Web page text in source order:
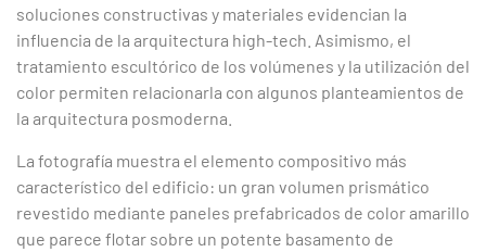
soluciones constructivas y materiales evidencian la
influencia de la arquitectura high-tech. Asimismo, el
tratamiento escultórico de los volúmenes y la utilización del
color permiten relacionarla con algunos planteamientos de
la arquitectura posmoderna.
La fotografía muestra el elemento compositivo más
característico del edificio: un gran volumen prismático
revestido mediante paneles prefabricados de color amarillo
que parece flotar sobre un potente basamento de